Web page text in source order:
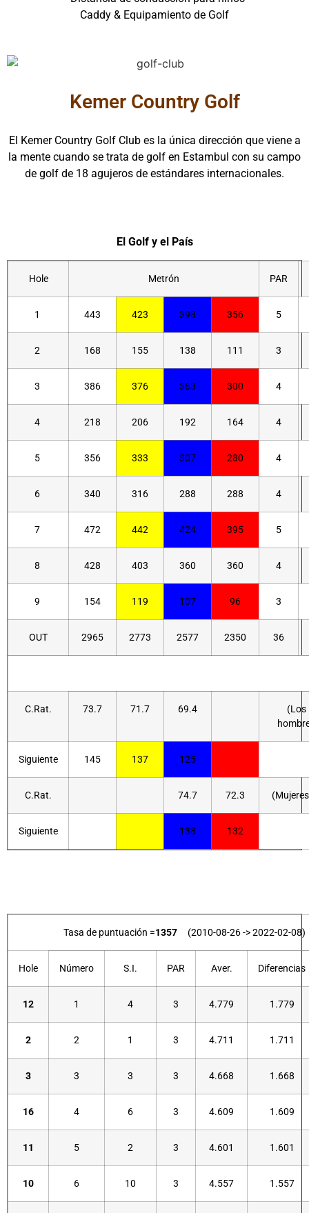
Caddy & Equipamiento de Golf
Kemer Country Golf
El Kemer Country Golf Club es la única dirección que viene a
la mente cuando se trata de golf en Estambul con su campo
de golf de 18 agujeros de estándares internacionales.
El Golf y el País
Hole Metrón PAR
1 443 423 398 356 5
2 168 155 138 111 3
3 386 376 363 300 4
4 218 206 192 164 4
5 356 333 307 280 4
6 340 316 288 288 4
7 472 442 424 395 5
8 428 403 360 360 4
9 154 119 107 96 3
OUT 2965 2773 2577 2350 36
C.Rat. 73.7 71.7 69.4
(Los
Siguiente 145 137 125
C.Rat. 74.7 72.3
Siguiente 138 132
Tasa de puntuación =1357 (2010-08-26 -> 2022-02-08)
Hole Número S.I. PAR Aver. Diferencias
12 1 4 3 4.779 1.779
2 2 1 3 4.711 1.711
3 3 3 3 4.668 1.668
16 4 6 3 4.609 1.609
11 5 2 3 4.601 1.601
10 6 10 3 4.557 1.557